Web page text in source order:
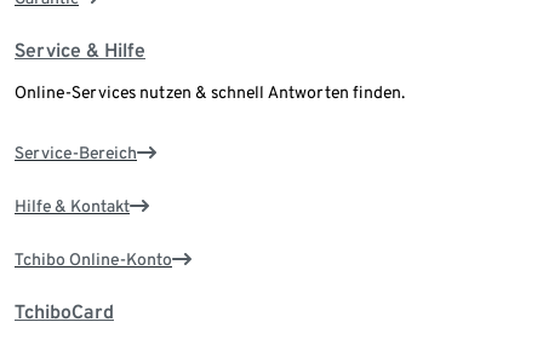
Service & Hilfe
Online-Services nutzen & schnell Antworten finden.
Service-Bereich
Hilfe & Kontakt
Tchibo Online-Konto
TchiboCard